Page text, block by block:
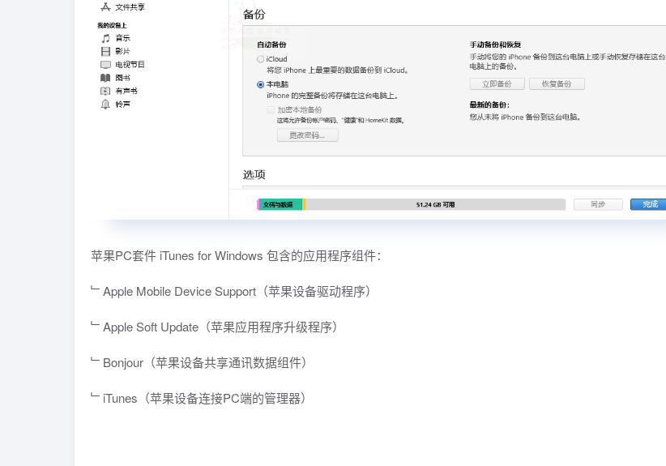
苹果PC套件 iTunes for Windows 包含的应用程序组件：
﹂Apple Mobile Device Support（苹果设备驱动程序）
﹂Apple Soft Update（苹果应用程序升级程序）
﹂Bonjour（苹果设备共享通讯数据组件）
﹂iTunes（苹果设备连接PC端的管理器）